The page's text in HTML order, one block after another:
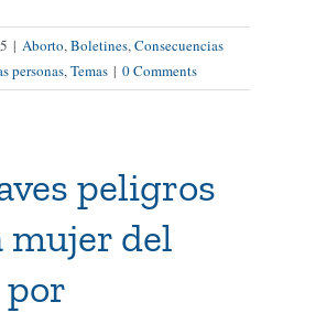
| Aborto, Boletines, Consecuencias
personas, Temas | 0 Comments
peligros
mujer del